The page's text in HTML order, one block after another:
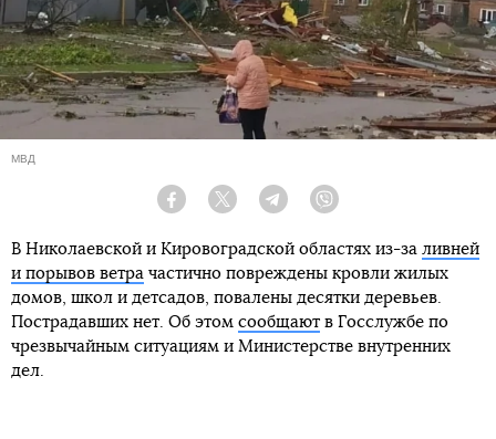
МВД
Facebook Twitter Telegram
В Николаевской и Кировоградской областях из-за ливней
и порывов ветра частично повреждены кровли жилых
домов, школ и детсадов, повалены десятки деревьев.
Пострадавших нет. Об этом сообщают в Госслужбе по
чрезвычайным ситуациям и Министерстве внутренних
дел.